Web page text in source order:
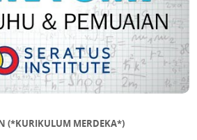
(*KURIKULUM MERDEKA*)